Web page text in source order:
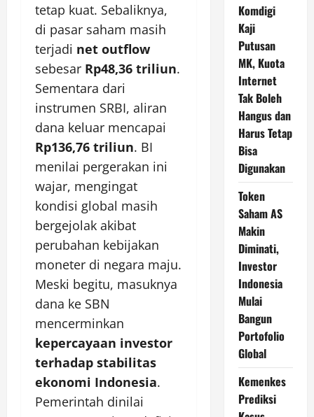
tetap kuat. Sebaliknya,
di pasar saham masih
terjadi net outflow
sebesar Rp48,36 triliun.
Sementara dari
instrumen SRBI, aliran
dana keluar mencapai
Rp136,76 triliun. BI
menilai pergerakan ini
wajar, mengingat
kondisi global masih
bergejolak akibat
perubahan kebijakan
moneter di negara maju.
Meski begitu, masuknya
dana ke SBN
mencerminkan
kepercayaan investor
terhadap stabilitas
ekonomi Indonesia.
Pemerintah dinilai
Komdigi
Kaji
Putusan
MK, Kuota
Internet
Tak Boleh
Hangus dan
Harus Tetap
Bisa
Digunakan
Token
Saham AS
Makin
Diminati,
Investor
Indonesia
Mulai
Bangun
Portofolio
Global
Kemenkes
Prediksi